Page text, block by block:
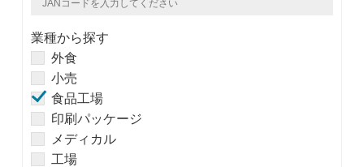
業種から探す
外食
小売
食品工場
印刷パッケージ
メディカル
工場